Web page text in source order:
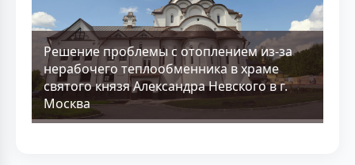
Решение проблемы с отоплением из-за
нерабочего теплообменника в храме
святого князя Александра Невского в г.
Москва